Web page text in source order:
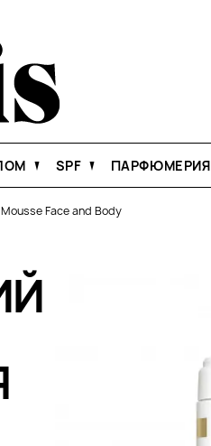
SPF ПАРФЮМЕРИЯ
Face and Body